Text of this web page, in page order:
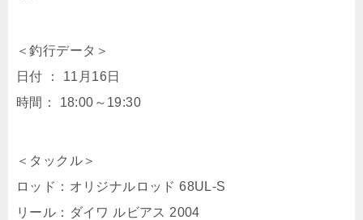
＜釣行データ＞
日付 ： 11月16日
時間： 18:00～19:30
＜タックル＞
ロッド：オリジナルロッド 68UL-S
リール：ダイワ ルビアス 2004